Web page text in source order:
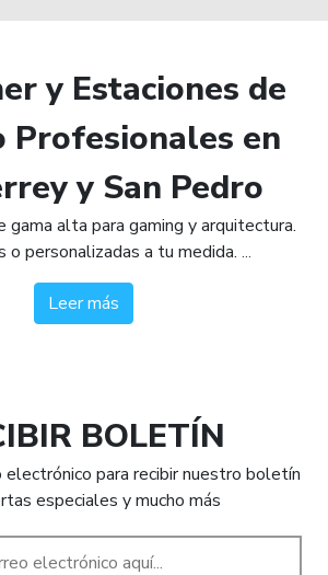
y Estaciones de
Profesionales en
y San Pedro
gama alta para gaming y arquitectura.
o personalizadas a tu medida. ...
Leer más
BOLETÍN
electrónico para recibir nuestro boletín
especiales y mucho más